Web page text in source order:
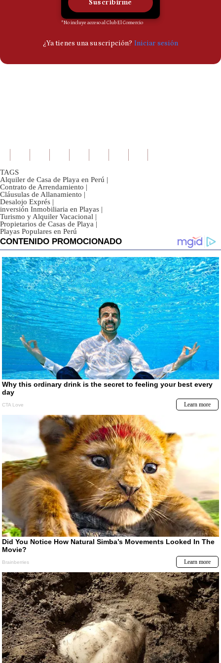
TAGS
Alquiler de Casa de Playa en Perú |
Contrato de Arrendamiento |
Cláusulas de Allanamiento |
Desalojo Exprés |
inversión Inmobiliaria en Playas |
Turismo y Alquiler Vacacional |
Propietarios de Casas de Playa |
Playas Populares en Perú